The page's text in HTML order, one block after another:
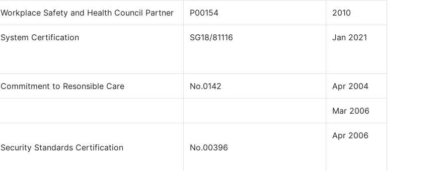
Workplace Safety and Health Council Partner P00154 2010
System Certification SG18/81116 Jan 2021
Commitment to Resonsible Care No.0142 Apr 2004
Mar 2006
Security Standards Certification No.00396
Apr 2006